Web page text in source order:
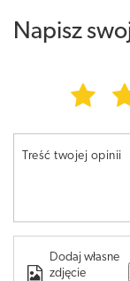
Napisz
Treść twojej opinii
Dodaj własne
zdjęcie